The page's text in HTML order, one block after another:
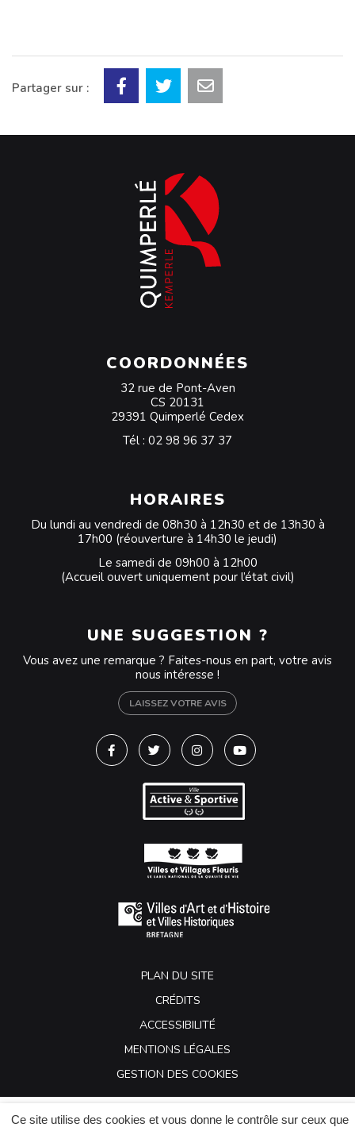
Ce site utilise des cookies et vous donne le contrôle sur ceux que
Partager sur :
COORDONNÉES
32 rue de Pont-Aven
CS 20131
29391 Quimperlé Cedex
Tél : 02 98 96 37 37
HORAIRES
Du lundi au vendredi de 08h30 à 12h30 et de 13h30 à
17h00 (réouverture à 14h30 le jeudi)
Le samedi de 09h00 à 12h00
(Accueil ouvert uniquement pour l’état civil)
UNE SUGGESTION ?
Vous avez une remarque ? Faites-nous en part, votre avis
nous intéresse !
LAISSEZ VOTRE AVIS
Lien vers le compte Facebook
Lien vers le compte Twitter
Lien vers le compte
Lien vers la chaîne
PLAN DU SITE
CRÉDITS
ACCESSIBILITÉ
MENTIONS LÉGALES
GESTION DES COOKIES